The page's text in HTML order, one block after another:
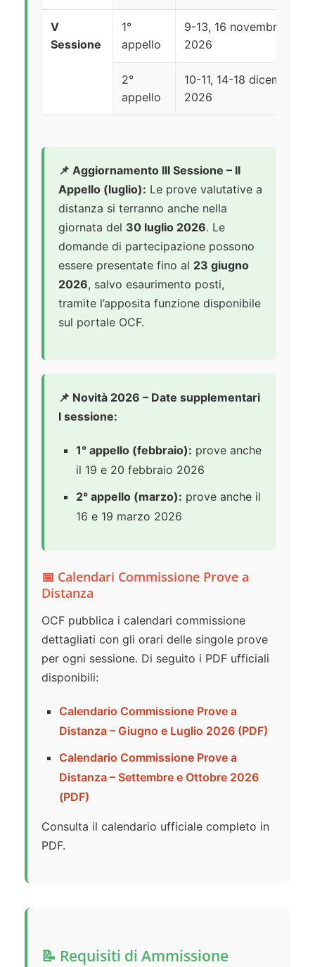
V
Sessione
1°
appello
9-13, 16 novembre
2026
2°
appello
10-11, 14-18 dicembre
2026
📌 Aggiornamento III Sessione – II
Appello (luglio): Le prove valutative a
distanza si terranno anche nella
giornata del 30 luglio 2026. Le
domande di partecipazione possono
essere presentate fino al 23 giugno
2026, salvo esaurimento posti,
tramite l’apposita funzione disponibile
sul portale OCF.
📌 Novità 2026 – Date supplementari
I sessione:
1° appello (febbraio): prove anche
il 19 e 20 febbraio 2026
2° appello (marzo): prove anche il
16 e 19 marzo 2026
📅 Calendari Commissione Prove a
Distanza
OCF pubblica i calendari commissione
dettagliati con gli orari delle singole prove
per ogni sessione. Di seguito i PDF ufficiali
disponibili:
Calendario Commissione Prove a
Distanza – Giugno e Luglio 2026 (PDF)
Calendario Commissione Prove a
Distanza – Settembre e Ottobre 2026
(PDF)
Consulta il calendario ufficiale completo in
PDF.
📝 Requisiti di Ammissione